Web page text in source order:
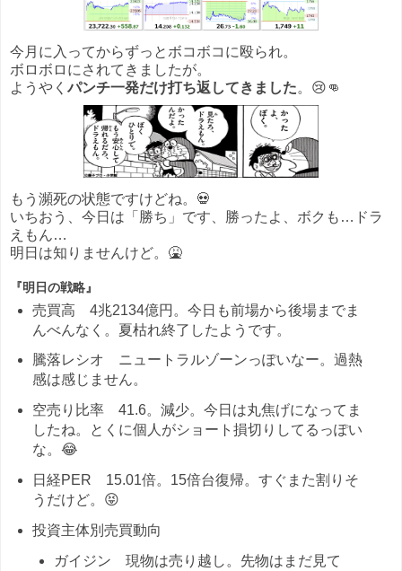
今月に入ってからずっとボコボコに殴られ。
ボロボロにされてきましたが。
ようやく パンチ一発だけ打ち返してきました。😢👊
もう瀕死の状態ですけどね。💀
いちおう、今日は「勝ち」です、勝ったよ、ボクも…ドラ
えもん…
明日は知りませんけど。🤮
『明日の戦略』
売買高 4兆2134億円。今日も前場から後場までま
んべんなく。夏枯れ終了したようです。
騰落レシオ ニュートラルゾーンっぽいなー。過熱
感は感じません。
空売り比率 41.6。減少。今日は丸焦げになってま
したね。とくに個人がショート損切りしてるっぽい
な。😂
日経PER 15.01倍。15倍台復帰。すぐまた割りそ
うだけど。😝
投資主体別売買動向
ガイジン 現物は売り越し。先物はまだ見て